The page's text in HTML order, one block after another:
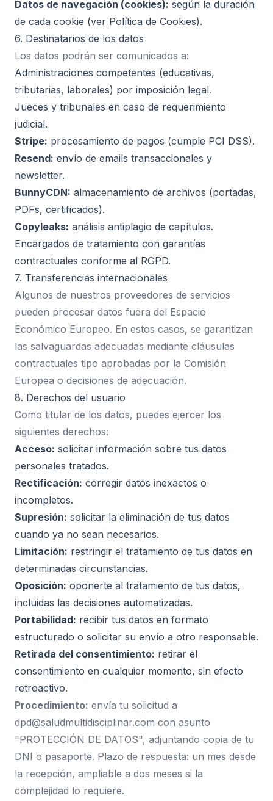
Datos de navegación (cookies): según la duración
de cada cookie (ver Política de Cookies).
6. Destinatarios de los datos
Los datos podrán ser comunicados a:
Administraciones competentes (educativas,
tributarias, laborales) por imposición legal.
Jueces y tribunales en caso de requerimiento
judicial.
Stripe: procesamiento de pagos (cumple PCI DSS).
Resend: envío de emails transaccionales y
newsletter.
BunnyCDN: almacenamiento de archivos (portadas,
PDFs, certificados).
Copyleaks: análisis antiplagio de capítulos.
Encargados de tratamiento con garantías
contractuales conforme al RGPD.
7. Transferencias internacionales
Algunos de nuestros proveedores de servicios
pueden procesar datos fuera del Espacio
Económico Europeo. En estos casos, se garantizan
las salvaguardas adecuadas mediante cláusulas
contractuales tipo aprobadas por la Comisión
Europea o decisiones de adecuación.
8. Derechos del usuario
Como titular de los datos, puedes ejercer los
siguientes derechos:
Acceso: solicitar información sobre tus datos
personales tratados.
Rectificación: corregir datos inexactos o
incompletos.
Supresión: solicitar la eliminación de tus datos
cuando ya no sean necesarios.
Limitación: restringir el tratamiento de tus datos en
determinadas circunstancias.
Oposición: oponerte al tratamiento de tus datos,
incluidas las decisiones automatizadas.
Portabilidad: recibir tus datos en formato
estructurado o solicitar su envío a otro responsable.
Retirada del consentimiento: retirar el
consentimiento en cualquier momento, sin efecto
retroactivo.
Procedimiento: envía tu solicitud a
dpd@saludmultidisciplinar.com con asunto
"PROTECCIÓN DE DATOS", adjuntando copia de tu
DNI o pasaporte. Plazo de respuesta: un mes desde
la recepción, ampliable a dos meses si la
complejidad lo requiere.